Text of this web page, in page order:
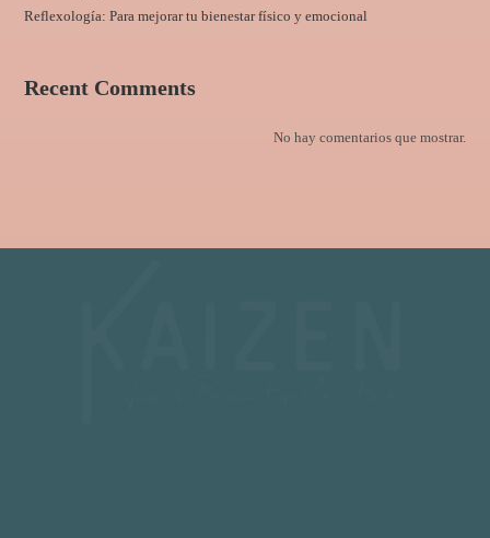
Reflexología: Para mejorar tu bienestar físico y emocional
Recent Comments
No hay comentarios que mostrar.